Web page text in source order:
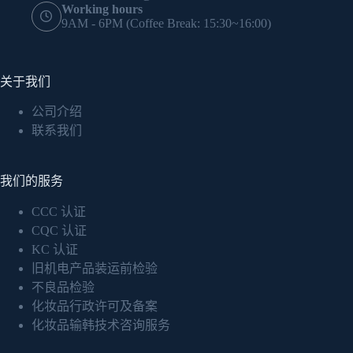
Working hours
9AM - 6PM (Coffee Break: 15:30~16:00)
关于我们
公司介绍
联系我们
我们的服务
CCC 认证
CQC 认证
KC 认证
旧机电产品装运前检验
不良品检验
化妆品行政许可及备案
化妆品输韩技术咨询服务